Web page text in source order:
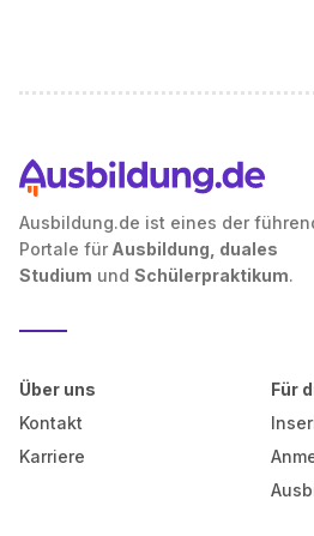
Ausbildung.de ist eines der
Portale für Ausbildung, duales
Studium und Schülerpraktikum.
Über uns
Kontakt
Karriere
Für